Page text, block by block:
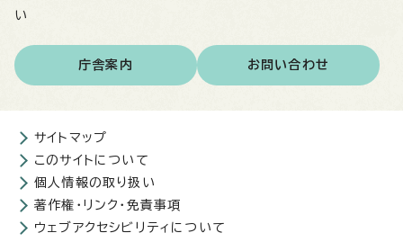
い
庁舎案内 お問い合わせ
サイトマップ
このサイトについて
個人情報の取り扱い
著作権・リンク・免責事項
ウェブアクセシビリティについて